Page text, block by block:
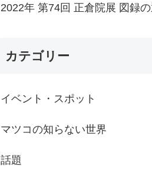
2022年 第74回 正倉院展 図録
カテゴリー
イベント・スポット
マツコの知らない世界
話題